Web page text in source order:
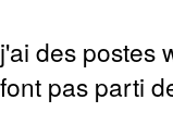
j'ai des postes
font pas parti